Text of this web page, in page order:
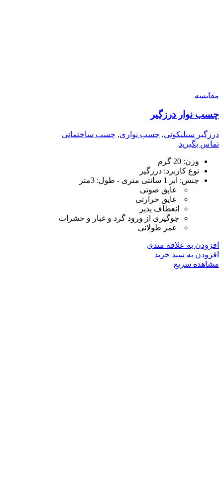
مقایسه
چسب نوار درزگیر
درزگیر سیلیکونی, چسب نواری, چسب ساختمانی
تماس بگیرید
وزن: 20 گرم
نوع کاربرد: درزگیر
جنس: ابر 1 سانتی متری - طول: 3متر
عایق صوتی
عایق حرارتی
انعطاف پذیر
جوگیری از ورود گرد و غبار و حشرات
عمر طولانی
افزودن به علاقه مندی
افزودن به سبد خرید
مشاهده سریع